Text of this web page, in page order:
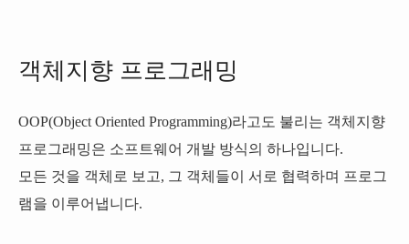
객체지향 프로그래밍
OOP(Object Oriented Programming)라고도 불리는 객체지향
프로그래밍은 소프트웨어 개발 방식의 하나입니다.
모든 것을 객체로 보고, 그 객체들이 서로 협력하며 프로그
램을 이루어냅니다.